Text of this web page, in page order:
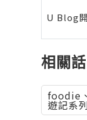
U Blog
相關
foodie
遊記系